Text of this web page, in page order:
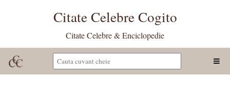
Citate Celebre Cogito
Citate Celebre & Enciclopedie